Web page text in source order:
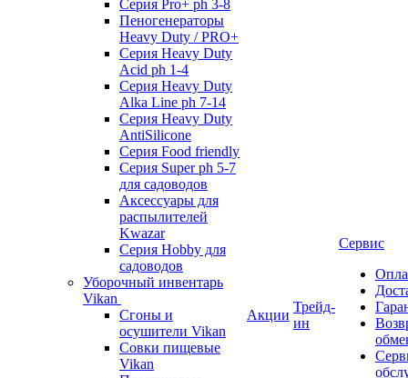
Серия Pro+ ph 3-8
Пеногенераторы
Heavy Duty / PRO+
Серия Heavy Duty
Acid ph 1-4
Серия Heavy Duty
Alka Line ph 7-14
Серия Heavy Duty
AntiSilicone
Серия Food friendly
Серия Super ph 5-7
для садоводов
Аксессуары для
распылителей
Kwazar
Серия Hobby для
садоводов
Уборочный инвентарь
Vikan
Сгоны и
осушители Vikan
Совки пищевые
Vikan
Акции
Трейд-
ин
Сервис